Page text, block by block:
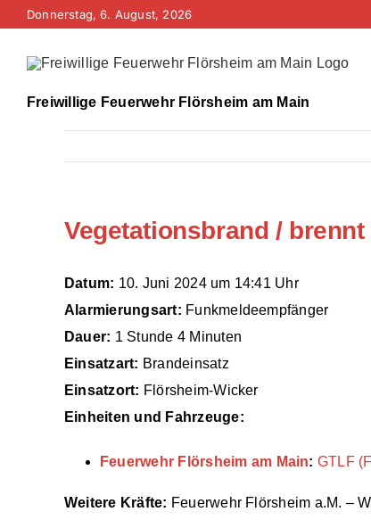
Zum
springen
Donnerstag, 6. August, 2026
Freiwillige Feuerwehr Flörsheim am Main
Vegetationsbrand /
Datum: 10. Juni 2024 um 14:41 Uhr
Alarmierungsart: Funkmeldeempfänger
Dauer: 1 Stunde 4 Minuten
Einsatzart: Brandeinsatz
Einsatzort: Flörsheim-Wicker
Einheiten und Fahrzeuge:
Feuerwehr Flörsheim am Main: GTLF
Weitere Kräfte: Feuerwehr Flörsheim a.M. –